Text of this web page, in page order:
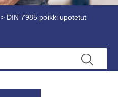
> DIN 7985 poikki upotetut